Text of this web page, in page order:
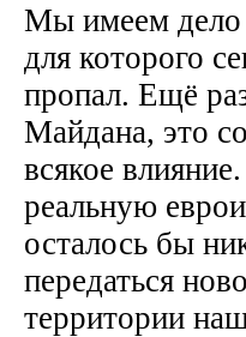
Мы имеем дело
для которого
пропал. Ещё
Майдана, это
всякое
реальную
осталось бы
передаться
территории